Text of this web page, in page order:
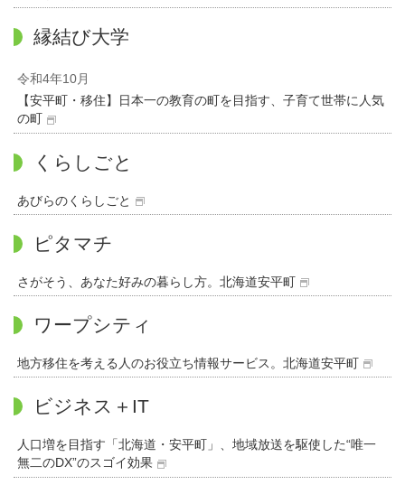
縁結び大学
令和4年10月
【安平町・移住】日本一の教育の町を目指す、子育て世帯に人気
の町
くらしごと
あびらのくらしごと
ピタマチ
さがそう、あなた好みの暮らし方。北海道安平町
ワープシティ
地方移住を考える人のお役立ち情報サービス。北海道安平町
ビジネス＋IT
人口増を目指す「北海道・安平町」、地域放送を駆使した“唯一
無二のDX”のスゴイ効果